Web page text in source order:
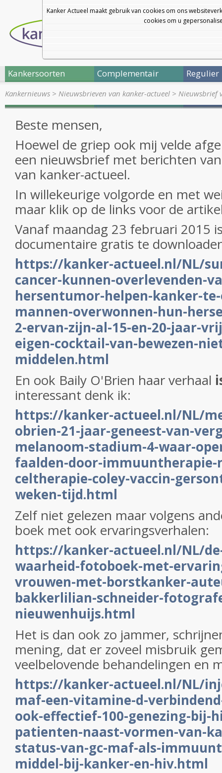
Kanker Actueel maakt gebruik van cookies om ons
cookies om u
Kankersoorten Complementair Regulier
Kankernieuws > Nieuwsbrieven van kanker-actueel > Nieuwsbrief
Beste mensen,
Hoewel de griep ook mij velde
een nieuwsbrief met berichten
van kanker-actueel.
In willekeurige volgorde en met
maar klik op de links voor de
Vanaf maandag 23 februari 2015
documentaire gratis te
https://kanker-actueel.nl/NL/
cancer-kunnen-overlevenden-
hersentumor-helpen-kanker-
mannen-overwonnen-hun-
2-ervan-zijn-al-15-en-20-jaar-
eigen-cocktail-van-bewezen-
middelen.html
En ook Baily O'Brien haar verhaal
interessant denk ik:
https://kanker-actueel.nl/NL/
obrien-21-jaar-geneest-van-
melanoom-stadium-4-waar-
faalden-door-
celtherapie-coley-vaccin-
weken-tijd.html
Zelf niet gelezen maar volgens
boek met ook ervaringsverhalen:
https://kanker-actueel.nl/NL/
waarheid-fotoboek-met-
vrouwen-met-borstkanker-
bakkerlilian-schneider-
nieuwenhuijs.html
Het is dan ook zo jammer,
mening, dat er zoveel misbruik
veelbelovende behandelingen en
https://kanker-actueel.nl/NL/
maf-een-vitamine-d-
ook-effectief-100-genezing-bij-
patienten-naast-vormen-van-
status-van-gc-maf-als-
middel-bij-kanker-en-hiv.html